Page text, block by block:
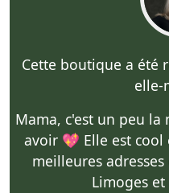
Cette boutique a été
elle-
Mama, c'est un peu
avoir 💖 Elle est
meilleures
Limoges